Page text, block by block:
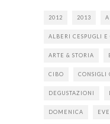
2012 2013 A
ALBERI CESPUGLI
ARTE & STORIA
CIBO CONSIGLI
DEGUSTAZIONI
DOMENICA